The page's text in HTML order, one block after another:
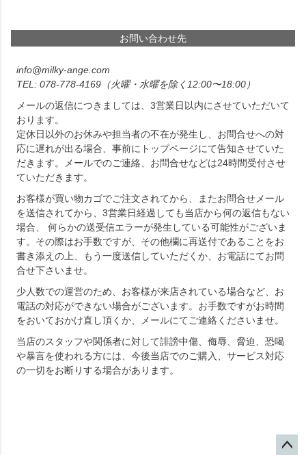
お問い合わせ先
info@milky-ange.com
078-778-4169 （火曜・水曜を除く12:00〜18:00）
メールの返信につきましては、3営業日以内にさせていただいて
おります。
定休日以外のお休みや担当者の不在が発生し、お問合せへの対
応に遅れが出る場合、事前にトップページにて告知させていた
だきます。メールでのご連絡、お問合せなどは24時間受付させ
ていただきます。
お客様が買い物カゴでご注文されてから、またお問合せメール
を送信されてから、3営業日経過しても当店から何の返信もない
場合、 何らかの送受信エラーが発生している可能性がございま
す。その際はお手数ですが、その他欄に再送付であることをお
書き添えの上、もう一度送信していただくか、お電話にてお問
合せ下さいませ。
少人数での運営のため、お客様が来店されている場合など、お
電話の対応ができない場合がございます。お手数ですがお時間
をおいておかけ直し頂くか、メールにてご連絡くださいませ。
当店のスタッフや関係者に対して誹謗中傷、侮辱、脅迫、恐喝
や暴言を使われる方には、今後当店でのご購入、サービス対応
の一切をお断りする場合があります。